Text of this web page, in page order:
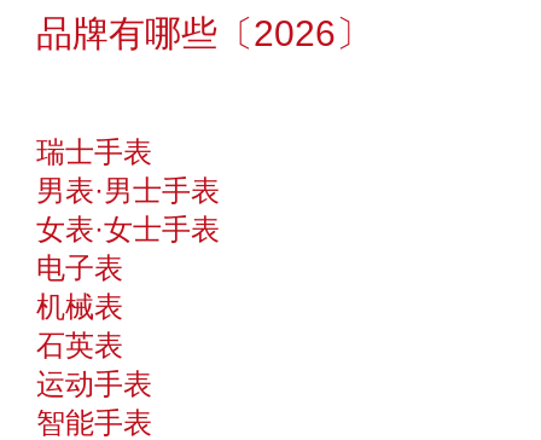
品牌有哪些〔2026〕
瑞士手表
男表·男士手表
女表·女士手表
电子表
机械表
石英表
运动手表
智能手表